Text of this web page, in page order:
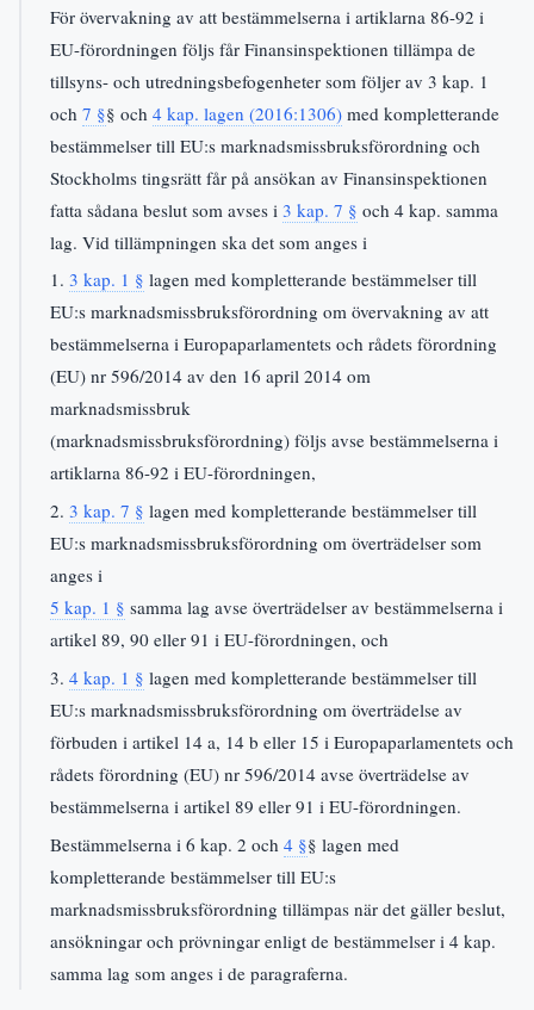
För övervakning av att bestämmelserna i artiklarna 86-92 i
EU-förordningen följs får Finansinspektionen tillämpa de
tillsyns- och utredningsbefogenheter som följer av 3 kap. 1
och 7 §§ och 4 kap. lagen (2016:1306) med kompletterande
bestämmelser till EU:s marknadsmissbruksförordning och
Stockholms tingsrätt får på ansökan av Finansinspektionen
fatta sådana beslut som avses i 3 kap. 7 § och 4 kap. samma
lag. Vid tillämpningen ska det som anges i
1. 3 kap. 1 § lagen med kompletterande bestämmelser till
EU:s marknadsmissbruksförordning om övervakning av att
bestämmelserna i Europaparlamentets och rådets förordning
(EU) nr 596/2014 av den 16 april 2014 om
marknadsmissbruk
(marknadsmissbruksförordning) följs avse bestämmelserna i
artiklarna 86-92 i EU-förordningen,
2. 3 kap. 7 § lagen med kompletterande bestämmelser till
EU:s marknadsmissbruksförordning om överträdelser som
anges i
5 kap. 1 § samma lag avse överträdelser av bestämmelserna i
artikel 89, 90 eller 91 i EU-förordningen, och
3. 4 kap. 1 § lagen med kompletterande bestämmelser till
EU:s marknadsmissbruksförordning om överträdelse av
förbuden i artikel 14 a, 14 b eller 15 i Europaparlamentets och
rådets förordning (EU) nr 596/2014 avse överträdelse av
bestämmelserna i artikel 89 eller 91 i EU-förordningen.
Bestämmelserna i 6 kap. 2 och 4 §§ lagen med
kompletterande bestämmelser till EU:s
marknadsmissbruksförordning tillämpas när det gäller beslut,
ansökningar och prövningar enligt de bestämmelser i 4 kap.
samma lag som anges i de paragraferna.